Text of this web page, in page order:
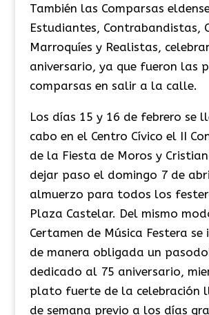
También las Comparsas
Estudiantes, Contrabandistas,
Marroquíes y Realistas,
aniversario, ya que fueron las
comparsas en salir a la calle.
Los días 15 y 16 de febrero se
cabo en el Centro Cívico el II
de la Fiesta de Moros y
dejar paso el domingo 7 de
almuerzo para todos los
Plaza Castelar. Del mismo
Certamen de Música Festera
de manera obligada un
dedicado al 75 aniversario,
plato fuerte de la celebración
de semana previo a los días